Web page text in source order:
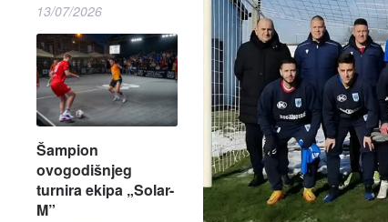
13/07/2026
Šampion
ovogodišnjeg
turnira ekipa „Solar-
M”